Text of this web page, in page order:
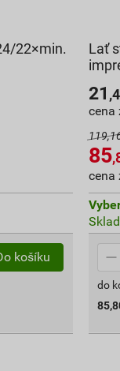
22×min.
košíku
Lať
21
cena
85
cena
do